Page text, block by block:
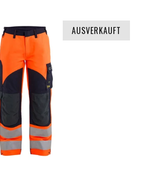
AUSVERKAUFT